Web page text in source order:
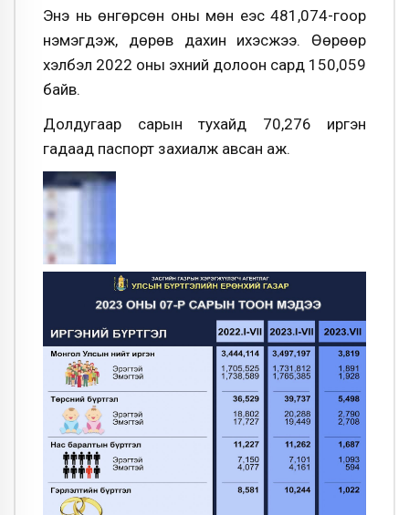
Энэ нь өнгөрсөн оны мөн үеэс 481,074-гоор
нэмэгдэж, дөрөв дахин ихэсжээ. Өөрөөр
хэлбэл 2022 оны эхний долоон сард 150,059
байв.
Долдугаар сарын тухайд 70,276 иргэн
гадаад паспорт захиалж авсан аж.